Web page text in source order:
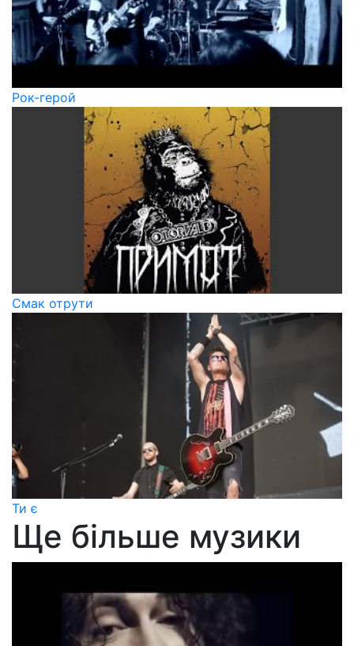
Рок-герой
Смак отрути
Ти є
Ще більше музики